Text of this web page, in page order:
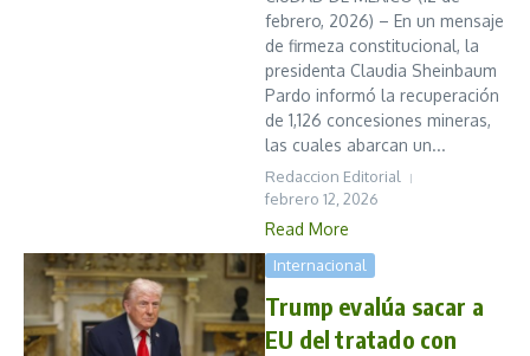
febrero, 2026) – En un mensaje
de firmeza constitucional, la
presidenta Claudia Sheinbaum
Pardo informó la recuperación
de 1,126 concesiones mineras,
las cuales abarcan un...
Redaccion Editorial
febrero 12, 2026
Read More
Internacional
Trump evalúa sacar a
EU del tratado con